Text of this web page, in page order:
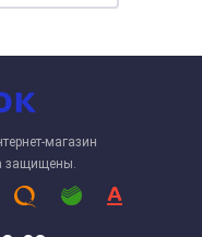
магазин
защищены.